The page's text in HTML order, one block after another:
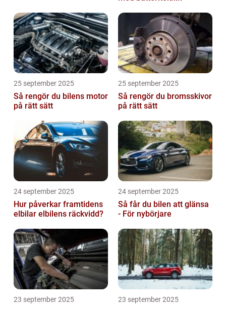
25 september 2025
Så rengör du bilens motor
på rätt sätt
25 september 2025
Så rengör du bromsskivor
på rätt sätt
24 september 2025
Hur påverkar framtidens
elbilar elbilens räckvidd?
24 september 2025
Så får du bilen att glänsa
- För nybörjare
23 september 2025 23 september 2025